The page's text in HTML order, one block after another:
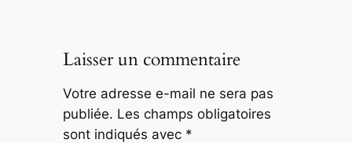
Laisser un commentaire
Votre adresse e-mail ne sera pas
publiée. Les champs obligatoires
sont indiqués avec *